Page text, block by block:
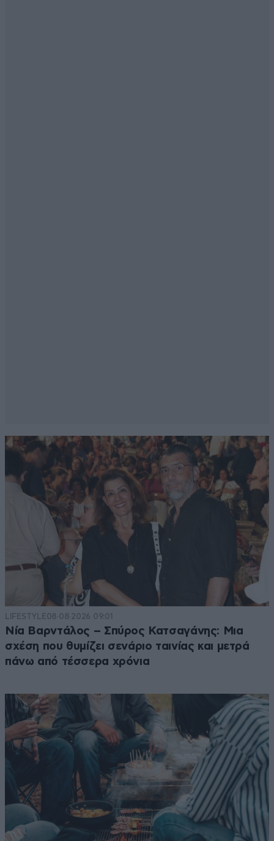
LIFESTYLE08·08·2026 09:01
Νία Βαρντάλος – Σπύρος Κατσαγάνης: Μια
σχέση που θυμίζει σενάριο ταινίας και μετρά
πάνω από τέσσερα χρόνια